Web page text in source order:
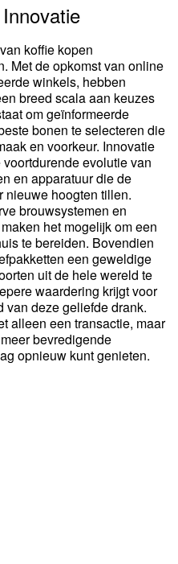
koffie kopen
Met de opkomst van online
winkels, hebben
breed scala aan keuzes
om geïnformeerde
bonen te selecteren die
en voorkeur. Innovatie
evolutie van
en apparatuur die de
nieuwe hoogten tillen.
brouwsystemen en
het mogelijk om een
te bereiden. Bovendien
een geweldige
uit de hele wereld te
waardering krijgt voor
van deze geliefde drank.
alleen een transactie, maar
bevredigende
opnieuw kunt genieten.